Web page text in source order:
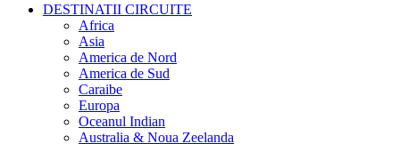
DESTINATII CIRCUITE
Africa
Asia
America de Nord
America de Sud
Caraibe
Europa
Oceanul Indian
Australia & Noua Zeelanda